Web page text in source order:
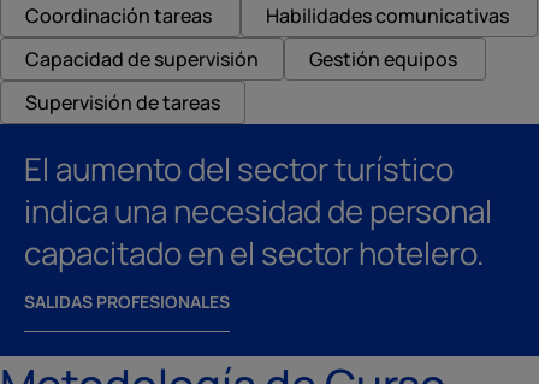
Coordinación tareas
Habilidades comunicativas
Capacidad de supervisión
Gestión equipos
Supervisión de tareas
El aumento del sector turístico
indica una necesidad de personal
capacitado en el sector hotelero.
SALIDAS PROFESIONALES